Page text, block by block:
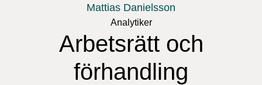
Mattias Danielsson
Analytiker
Arbetsrätt och
förhandling